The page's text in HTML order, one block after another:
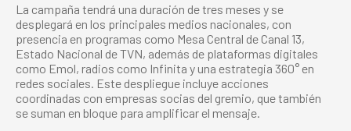
La campaña tendrá una duración de tres meses y se
desplegará en los principales medios nacionales, con
presencia en programas como Mesa Central de Canal 13,
Estado Nacional de TVN, además de plataformas digitales
como Emol, radios como Infinita y una estrategia 360° en
redes sociales. Este despliegue incluye acciones
coordinadas con empresas socias del gremio, que también
se suman en bloque para amplificar el mensaje.